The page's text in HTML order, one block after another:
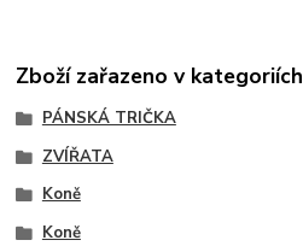
Zboží zařazeno v kategoriích
PÁNSKÁ TRIČKA
ZVÍŘATA
Koně
Koně